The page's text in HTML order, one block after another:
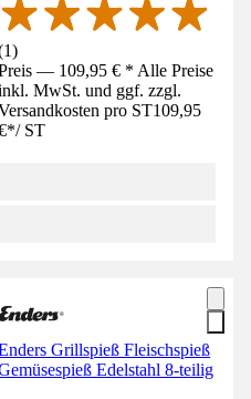
1)
— 109,95 € * Alle Preise
MwSt. und ggf. zzgl.
pro ST109,95
*/ ST
Grillspieß Fleischspieß
Edelstahl 8-teilig